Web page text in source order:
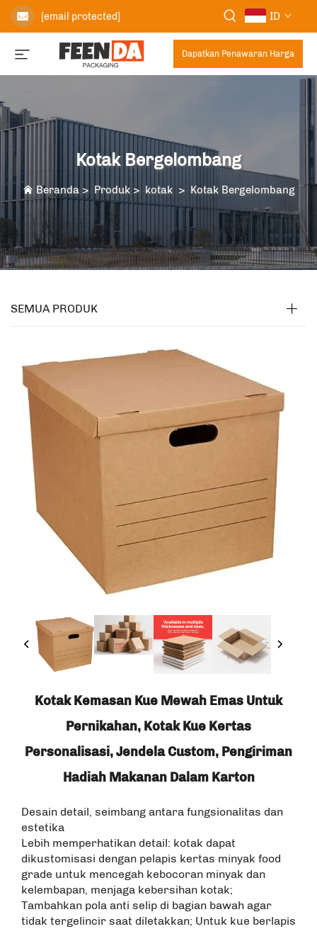
[email protected] ID
Dapatkan Penawaran Harga
Kotak Bergelombang
Beranda> Produk> kotak > Kotak Bergelombang
SEMUA PRODUK
Kotak Kemasan Kue Mewah Emas Untuk
Pernikahan, Kotak Kue Kertas
Personalisasi, Jendela Custom, Pengiriman
Hadiah Makanan Dalam Karton
Desain detail, seimbang antara fungsionalitas dan
estetika
Lebih memperhatikan detail: kotak dapat
dikustomisasi dengan pelapis kertas minyak food
grade untuk mencegah kebocoran minyak dan
kelembapan, menjaga kebersihan kotak;
Tambahkan pola anti selip di bagian bawah agar
tidak tergelincir saat diletakkan; Untuk kue berlapis